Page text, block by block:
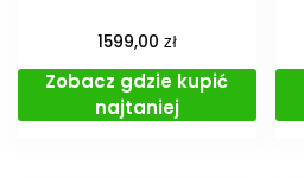
1599,00 zł
Zobacz gdzie kupić
najtaniej